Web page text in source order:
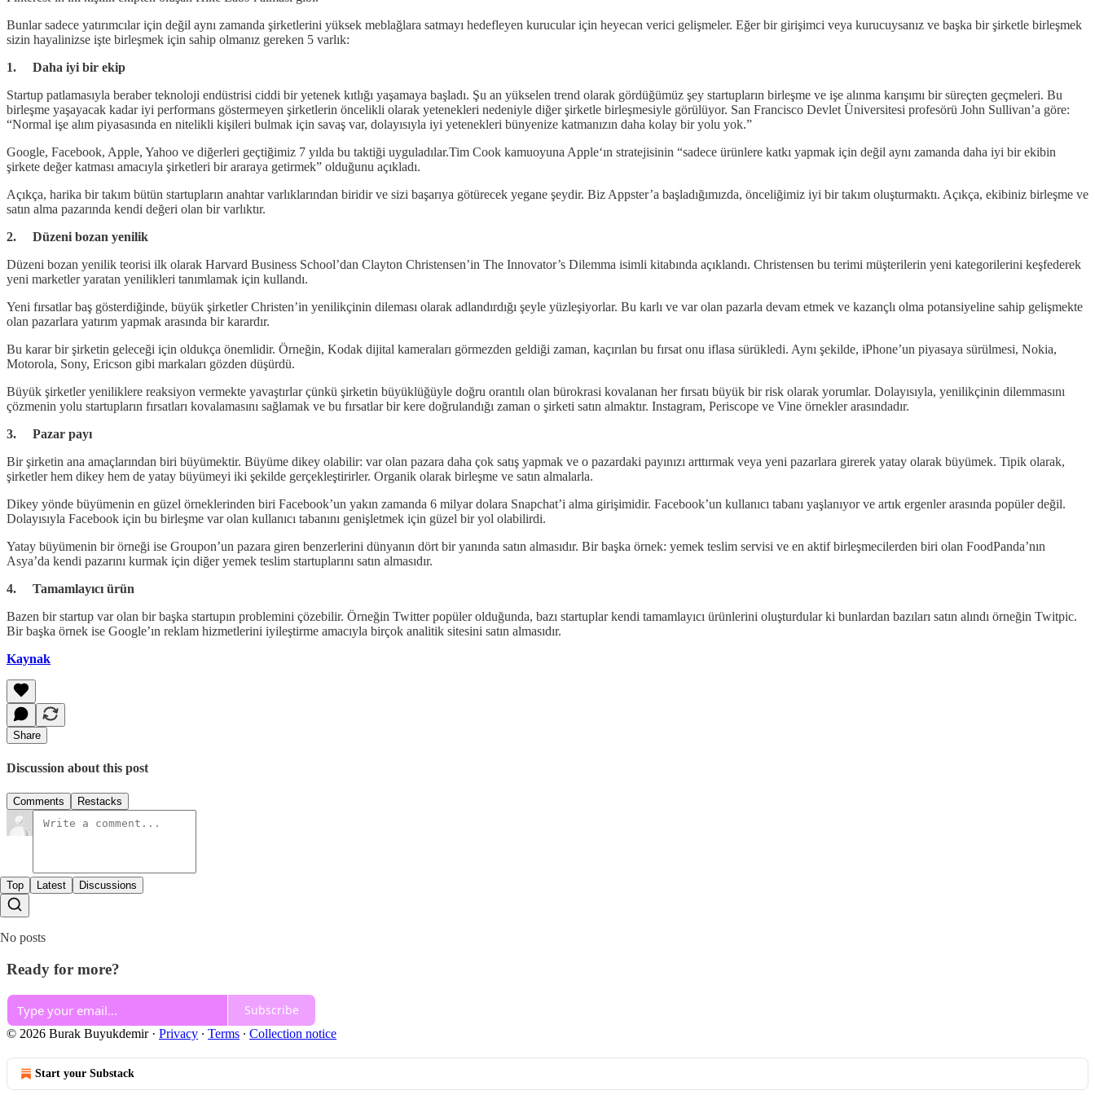
Bunlar sadece yatırımcılar için değil aynı zamanda şirketlerini yüksek meblağlara satmayı hedefleyen kurucular için heyecan verici gelişmeler. Eğer bir girişimci veya kurucuysanız ve başka bir şirketle birleşmek
sizin hayalinizse işte birleşmek için sahip olmanız gereken 5 varlık:
1. Daha iyi bir ekip
Startup patlamasıyla beraber teknoloji endüstrisi ciddi bir yetenek kıtlığı yaşamaya başladı. Şu an yükselen trend olarak gördüğümüz şey startupların birleşme ve işe alınma karışımı bir süreçten geçmeleri. Bu
birleşme yaşayacak kadar iyi performans göstermeyen şirketlerin öncelikli olarak yetenekleri nedeniyle diğer şirketle birleşmesiyle görülüyor. San Francisco Devlet Üniversitesi profesörü John Sullivan’a göre:
“Normal işe alım piyasasında en nitelikli kişileri bulmak için savaş var, dolayısıyla iyi yetenekleri bünyenize katmanızın daha kolay bir yolu yok.”
Google, Facebook, Apple, Yahoo ve diğerleri geçtiğimiz 7 yılda bu taktiği uyguladılar.Tim Cook kamuoyuna Apple‘ın stratejisinin “sadece ürünlere katkı yapmak için değil aynı zamanda daha iyi bir ekibin
şirkete değer katması amacıyla şirketleri bir araraya getirmek” olduğunu açıkladı.
Açıkça, harika bir takım bütün startupların anahtar varlıklarından biridir ve sizi başarıya götürecek yegane şeydir. Biz Appster’a başladığımızda, önceliğimiz iyi bir takım oluşturmaktı. Açıkça, ekibiniz birleşme ve
satın alma pazarında kendi değeri olan bir varlıktır.
2. Düzeni bozan yenilik
Düzeni bozan yenilik teorisi ilk olarak Harvard Business School’dan Clayton Christensen’in The Innovator’s Dilemma isimli kitabında açıklandı. Christensen bu terimi müşterilerin yeni kategorilerini keşfederek
yeni marketler yaratan yenilikleri tanımlamak için kullandı.
Yeni fırsatlar baş gösterdiğinde, büyük şirketler Christen’in yenilikçinin dileması olarak adlandırdığı şeyle yüzleşiyorlar. Bu karlı ve var olan pazarla devam etmek ve kazançlı olma potansiyeline sahip gelişmekte
olan pazarlara yatırım yapmak arasında bir karardır.
Bu karar bir şirketin geleceği için oldukça önemlidir. Örneğin, Kodak dijital kameraları görmezden geldiği zaman, kaçırılan bu fırsat onu iflasa sürükledi. Aynı şekilde, iPhone’un piyasaya sürülmesi, Nokia,
Motorola, Sony, Ericson gibi markaları gözden düşürdü.
Büyük şirketler yeniliklere reaksiyon vermekte yavaştırlar çünkü şirketin büyüklüğüyle doğru orantılı olan bürokrasi kovalanan her fırsatı büyük bir risk olarak yorumlar. Dolayısıyla, yenilikçinin dilemmasını
çözmenin yolu startupların fırsatları kovalamasını sağlamak ve bu fırsatlar bir kere doğrulandığı zaman o şirketi satın almaktır. Instagram, Periscope ve Vine örnekler arasındadır.
3. Pazar payı
Bir şirketin ana amaçlarından biri büyümektir. Büyüme dikey olabilir: var olan pazara daha çok satış yapmak ve o pazardaki payınızı arttırmak veya yeni pazarlara girerek yatay olarak büyümek. Tipik olarak,
şirketler hem dikey hem de yatay büyümeyi iki şekilde gerçekleştirirler. Organik olarak birleşme ve satın almalarla.
Dikey yönde büyümenin en güzel örneklerinden biri Facebook’un yakın zamanda 6 milyar dolara Snapchat’i alma girişimidir. Facebook’un kullanıcı tabanı yaşlanıyor ve artık ergenler arasında popüler değil.
Dolayısıyla Facebook için bu birleşme var olan kullanıcı tabanını genişletmek için güzel bir yol olabilirdi.
Yatay büyümenin bir örneği ise Groupon’un pazara giren benzerlerini dünyanın dört bir yanında satın almasıdır. Bir başka örnek: yemek teslim servisi ve en aktif birleşmecilerden biri olan FoodPanda’nın
Asya’da kendi pazarını kurmak için diğer yemek teslim startuplarını satın almasıdır.
4. Tamamlayıcı ürün
Bazen bir startup var olan bir başka startupın problemini çözebilir. Örneğin Twitter popüler olduğunda, bazı startuplar kendi tamamlayıcı ürünlerini oluşturdular ki bunlardan bazıları satın alındı örneğin Twitpic.
Bir başka örnek ise Google’ın reklam hizmetlerini iyileştirme amacıyla birçok analitik sitesini satın almasıdır.
Kaynak
Share
Discussion about this post
Comments Restacks
Top Latest Discussions
No posts
Ready for more?
Subscribe
© 2026 Burak Buyukdemir· Privacy ∙ Terms ∙ Collection notice
Start your Substack